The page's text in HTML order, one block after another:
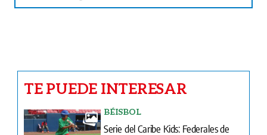
Serie del Caribe Kids: Federales de
Chiriquí apuestan a su pitcheo y
defensa
CRÓNICA ROJA